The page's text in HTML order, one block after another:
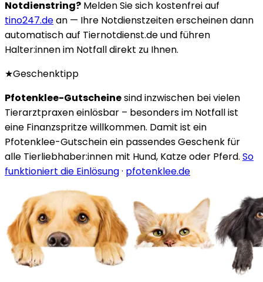
Notdienstring? Melden Sie sich kostenfrei auf
tino247.dean — Ihre Notdienstzeiten erscheinen dann
automatisch auf Tiernotdienst.de und führen
Halter:innen im Notfall direkt zu Ihnen.
★Geschenktipp
Pfotenklee-Gutscheinesind inzwischen bei vielen
Tierarztpraxen einlösbar – besonders im Notfall ist
eine Finanzspritze willkommen. Damit ist ein
Pfotenklee-Gutschein ein passendes Geschenk für
alle Tierliebhaber:innen mit Hund, Katze oder Pferd. So
funktioniert die Einlösung· pfotenklee.de